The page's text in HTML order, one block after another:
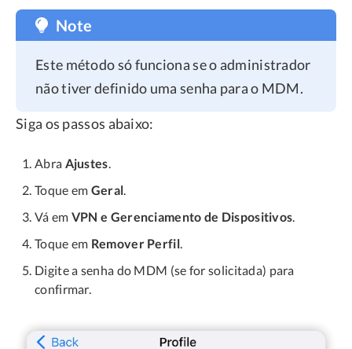
Note
Este método só funciona se o administrador
não tiver definido uma senha para o MDM.
Siga os passos abaixo:
Abra Ajustes
Toque em Geral
Vá em VPN e Gerenciamento de Dispositivos
Toque em Remover Perfil.
Digite a senha do MDM (se for solicitada) para
confirmar.